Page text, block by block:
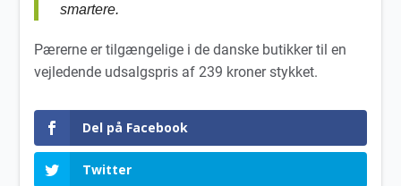
smartere.
Pærerne er tilgængelige i de danske butikker til en
vejledende udsalgspris af 239 kroner stykket.
Del på Facebook
Twitter